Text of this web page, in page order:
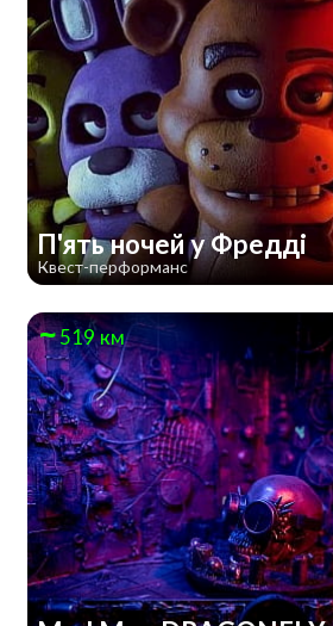
П'ять ночей у Фредді
Квест-перформанс
519 км